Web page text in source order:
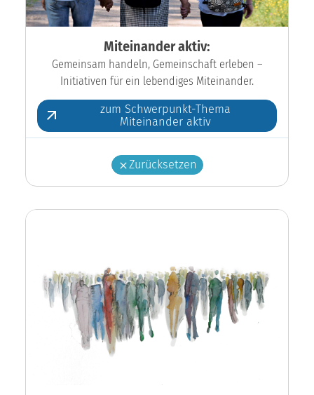
Miteinander aktiv:
Gemeinsam handeln, Gemeinschaft erleben –
Initiativen für ein lebendiges Miteinander.
zum Schwerpunkt-Thema
Miteinander aktiv
Zurücksetzen